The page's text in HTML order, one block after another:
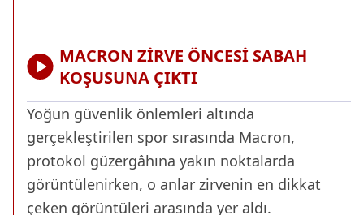
MACRON ZİRVE ÖNCESİ SABAH
KOŞUSUNA ÇIKTI
Yoğun güvenlik önlemleri altında
gerçekleştirilen spor sırasında Macron,
protokol güzergâhına yakın noktalarda
görüntülenirken, o anlar zirvenin en dikkat
çeken görüntüleri arasında yer aldı.